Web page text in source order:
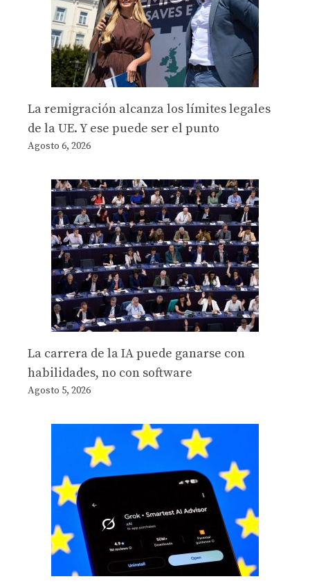
La remigración alcanza los límites legales
de la UE. Y ese puede ser el punto
Agosto 6, 2026
La carrera de la IA puede ganarse con
habilidades, no con software
Agosto 5, 2026